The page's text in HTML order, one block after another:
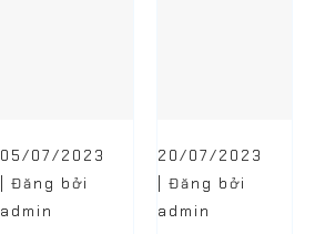
05/07/2023
| Đăng bởi
admin
20/07/2023
| Đăng bởi
admin